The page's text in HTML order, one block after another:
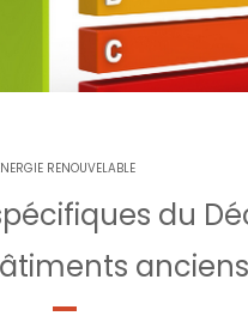
RENOUVELABLE
du